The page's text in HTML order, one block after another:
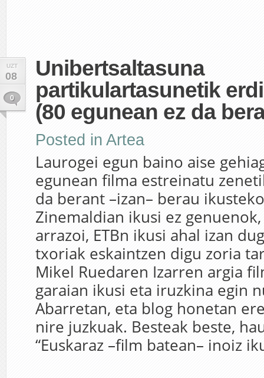
UZT
08
0
Unibertsaltasuna
partikulartasunetik
(80 egunean ez da
Posted in Artea
Laurogei egun baino aise
egunean filma estreinatu
da berant –izan– berau
Zinemaldian ikusi ez
arrazoi, ETBn ikusi ahal izan
txoriak eskaintzen digu zoria
Mikel Ruedaren Izarren argia
garaian ikusi eta iruzkina egin
Abarretan, eta blog honetan
nire juzkuak. Besteak beste,
“Euskaraz –film batean– inoiz